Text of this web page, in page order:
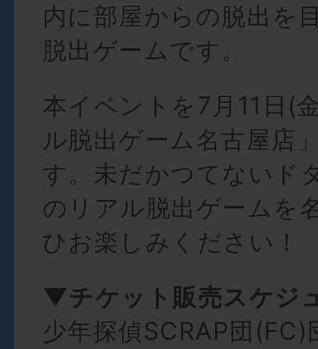
内に部屋からの脱出を
脱出ゲームです。
本イベントを7月11日(
ル脱出ゲーム名古屋店
す。未だかつてないド
のリアル脱出ゲームを
ひお楽しみください！
▼チケット販売スケジ
少年探偵SCRAP団(FC)